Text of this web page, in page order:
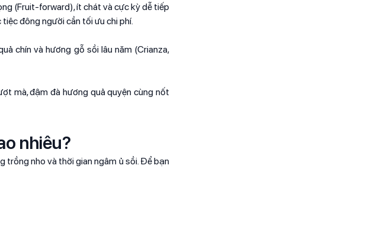
(Fruit-forward), ít chát và cực kỳ dễ tiếp
đông người cần tối ưu chi phí.
chín và hương gỗ sồi lâu năm (Crianza,
mà, đậm đà hương quả quyện cùng nốt
nhiêu?
trồng nho và thời gian ngâm ủ sồi. Để bạn